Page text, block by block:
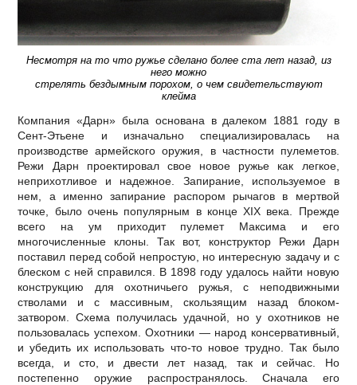
Несмотря на то что ружье сделано более ста лет назад, из
него можно
стрелять бездымным порохом, о чем свидетельствуют
клейма
Компания «Дарн» была основана в далеком 1881 году в
Сент-Этьене и изначально специализировалась на
производстве армейского оружия, в частности пулеметов.
Режи Дарн проектировал свое новое ружье как легкое,
неприхотливое и надежное. Запирание, используемое в
нем, а именно запирание распором рычагов в мертвой
точке, было очень популярным в конце XIX века. Прежде
всего на ум приходит пулемет Максима и его
многочисленные клоны. Так вот, конструктор Режи Дарн
поставил перед собой непростую, но интересную задачу и с
блеском с ней справился. В 1898 году удалось найти новую
конструкцию для охотничьего ружья, с неподвижными
стволами и с массивным, скользящим назад блоком-
затвором. Схема получилась удачной, но у охотников не
пользовалась успехом. Охотники — народ консервативный,
и убедить их использовать что-то новое трудно. Так было
всегда, и сто, и двести лет назад, так и сейчас. Но
постепенно оружие распространялось. Сначала его